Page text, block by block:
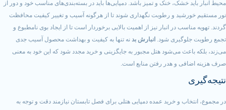
خشک، خنک و تمیز باشد. دمپایی‌ها باید در بسته‌بندی‌های مناسب خود و دور از
و رطوبت نگهداری شوند تا از هرگونه آسیب و تغییر کیفیت محافظت
در انبار نیز از اهمیت بالایی برخوردار است تا از ایجاد بوی نامطبوع و
شود.انبارش بد نه تنها به کیفیت و بهداشت محصول آسیب جدی
می‌شود هتل مجبور به جایگزینی و خرید مجدد شود که این خود به معنی
و هدر رفتن منابع است.
و خرید عمده دمپایی هتلی برای فصل تابستان نیازمند دقت و توجه به